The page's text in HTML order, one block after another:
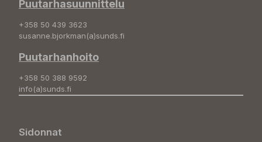
Puutarhasuunnittelu
+358 50 439 3623
susanne.bjorkman(a)sunds.fi
Puutarhanhoito
+358 50 388 9592
info(a)sunds.fi
Sidonnat